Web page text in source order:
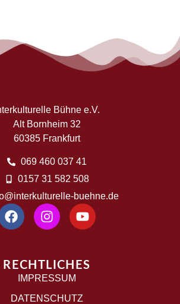
Bühne e.V.
Alt Bornheim 32
60385 Frankfurt
069 460 037 41
0157 31 582 508
buehne.de
RECHTLICHES
IMPRESSUM
DATENSCHUTZ